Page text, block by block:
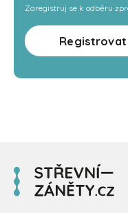
Zaregistruj se k odběru
Registrovat